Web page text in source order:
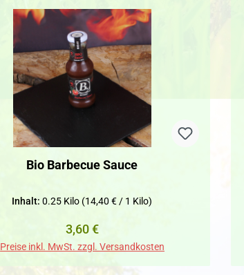
Bio Barbecue Sauce
Inhalt:0.25 Kilo (14,40 € / 1 Kilo)
Regulärer Preis:
3,60 €
Preise inkl. MwSt. zzgl. Versandkosten